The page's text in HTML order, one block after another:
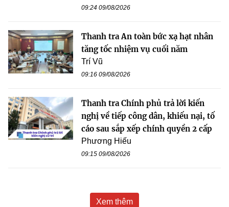
09:24 09/08/2026
Thanh tra An toàn bức xạ hạt nhân
tăng tốc nhiệm vụ cuối năm
Trí Vũ
09:16 09/08/2026
Thanh tra Chính phủ trả lời kiến
nghị về tiếp công dân, khiếu nại, tố
cáo sau sắp xếp chính quyền 2 cấp
Phương Hiếu
09:15 09/08/2026
Xem thêm